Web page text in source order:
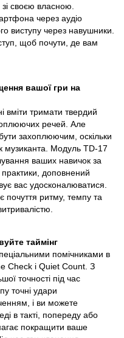
своєю власною.
через аудіо
виступу через навушники.
щоб почути, де вам
вашої гри на
тримати твердий
речей. Але
захоплюючим, оскільки
музиканта. Модуль TD-17
ваших навичок за
доповнений
вас удосконалюватися.
почуття ритму, темпу та
таймінг
помічниками в
Check і Quiet Count. З
точності під час
точні удари
і ви можете
в такті, попереду або
покращити ваше